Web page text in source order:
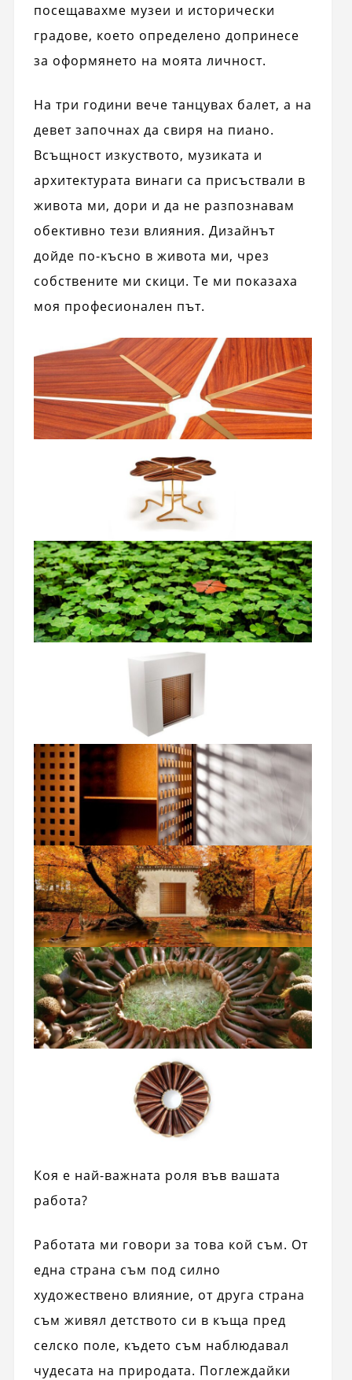
посещавахме музеи и исторически
градове, което определено допринесе
за оформянето на моята личност.
На три години вече танцувах балет, а на
девет започнах да свиря на пиано.
Всъщност изкуството, музиката и
архитектурата винаги са присъствали в
живота ми, дори и да не разпознавам
обективно тези влияния. Дизайнът
дойде по-късно в живота ми, чрез
собствените ми скици. Те ми показаха
моя професионален път.
Коя е най-важната роля във вашата
работа?
Работата ми говори за това кой съм. От
една страна съм под силно
художествено влияние, от друга страна
съм живял детството си в къща пред
селско поле, където съм наблюдавал
чудесата на природата. Поглеждайки